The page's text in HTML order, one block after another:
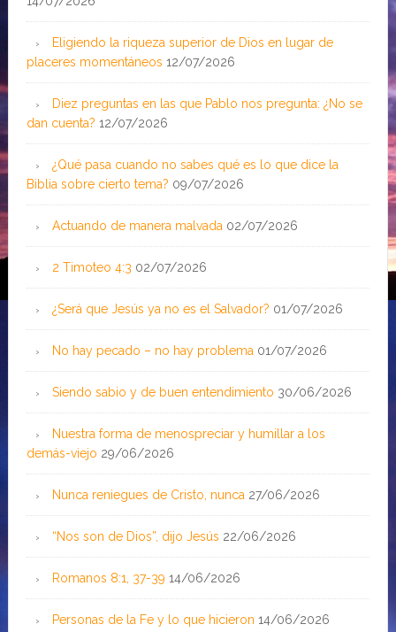
Eligiendo la riqueza superior de Dios en lugar de
placeres momentáneos 12/07/2026
Diez preguntas en las que Pablo nos pregunta: ¿No se
dan cuenta? 12/07/2026
¿Qué pasa cuando no sabes qué es lo que dice la
Biblia sobre cierto tema? 09/07/2026
Actuando de manera malvada 02/07/2026
2 Timoteo 4:3 02/07/2026
¿Será que Jesús ya no es el Salvador? 01/07/2026
No hay pecado – no hay problema 01/07/2026
Siendo sabio y de buen entendimiento 30/06/2026
Nuestra forma de menospreciar y humillar a los
demás-viejo 29/06/2026
Nunca reniegues de Cristo, nunca 27/06/2026
“Nos son de Dios”, dijo Jesús 22/06/2026
Romanos 8:1, 37-39 14/06/2026
Personas de la Fe y lo que hicieron 14/06/2026